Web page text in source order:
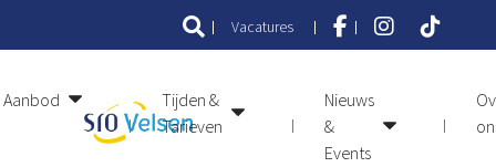
Vacatures
Aanbod
Tijden &
Tarieven
Nieuws
&
Events